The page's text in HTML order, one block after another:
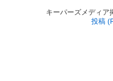
キーパーズメディ
投稿